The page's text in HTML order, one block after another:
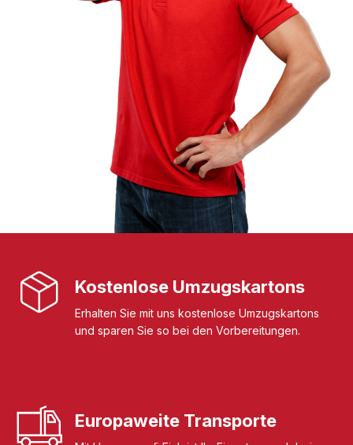
Kostenlose Umzugskartons
Erhalten Sie mit uns kostenlose Umzugskartons
und sparen Sie so bei den Vorbereitungen.
Europaweite Transporte